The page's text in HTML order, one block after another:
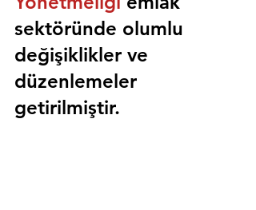
sektöründe olumlu
değişiklikler ve
düzenlemeler
getirilmiştir.